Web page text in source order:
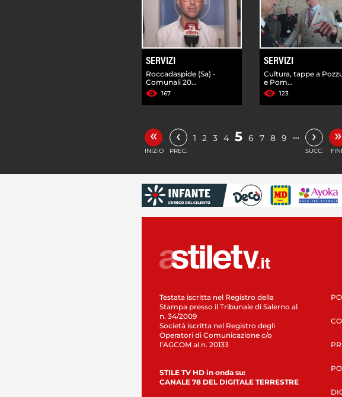
SERVIZI
Roccadaspide (Sa) -
Comunali 20...
167
SERVIZI
Cultura, tappe a
e Pom...
123
«
INIZIO
‹
PREC.
1 2 3 4 5 6 7 8 9 … ›
SUCC.
»
Testata iscritta nel Registro della
Stampa presso il Tribunale di Salerno al
n. 34/2009
Società iscritta nel Registro degli
Operatori di Comunicazione c/o
l’AGCOM al n. 20133
STILE TV HD in onda su:
CANALE 78 DEL DIGITALE TERRESTRE